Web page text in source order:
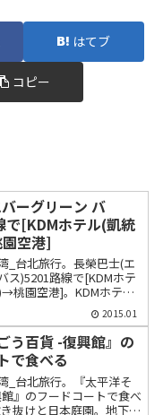
はてブ
コピー
ーグリーン バ
で[KDMホテル(凱統
空港]
_台北旅行。長榮巴士(エ
ス)5201路線で[KDMホテ
桃園空港]。KDMホテル
バス停から桃園空港まで長
リーン バス)5201を利
元。
2015.01
う百貨 -復興館』の
で食べる
_台北旅行。『太平洋そ
』のフードコートで食べ
抜けと日本庭園。地下2